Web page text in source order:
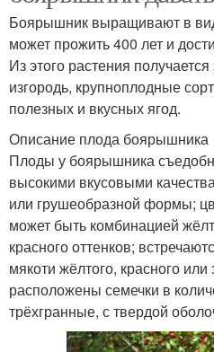
Боярышник выращивают в
может прожить 400 лет и
Из этого растения
изгородь, крупноплодные
полезных и вкусных ягод.
Описание плода боярышника
Плоды у боярышника
высокими вкусовыми
или грушеобразной формы;
может быть комбинацией
красного оттенков;
мякоти жёлтого, красного или
расположены семечки в
трёхгранные, с твердой